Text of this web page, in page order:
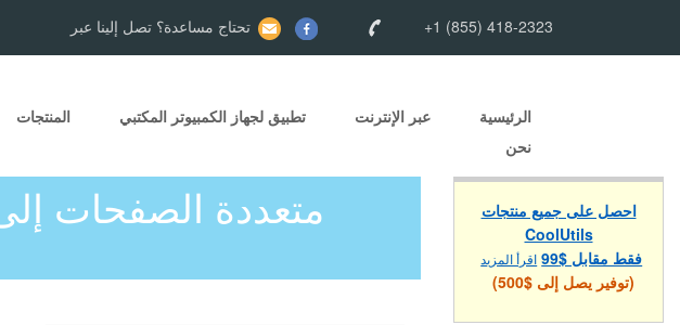
تحتاج مساعدة؟ تصل إلينا عبر +1 (855) 418-2323
الرئيسية عبر الإنترنت تطبيق لجهاز الكمبيوتر المكتبي المنتجات
نحن
احصل على جميع منتجات
CoolUtils
فقط مقابل $99
اقرأ المزيد
(توفير يصل إلى $500)